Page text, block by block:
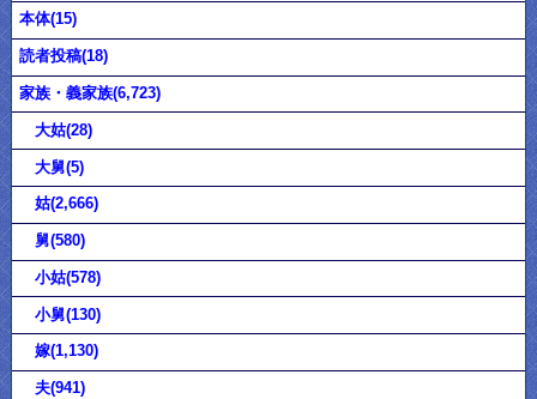
本体(15)
読者投稿(18)
家族・義家族(6,723)
大姑(28)
大舅(5)
姑(2,666)
舅(580)
小姑(578)
小舅(130)
嫁(1,130)
夫(941)